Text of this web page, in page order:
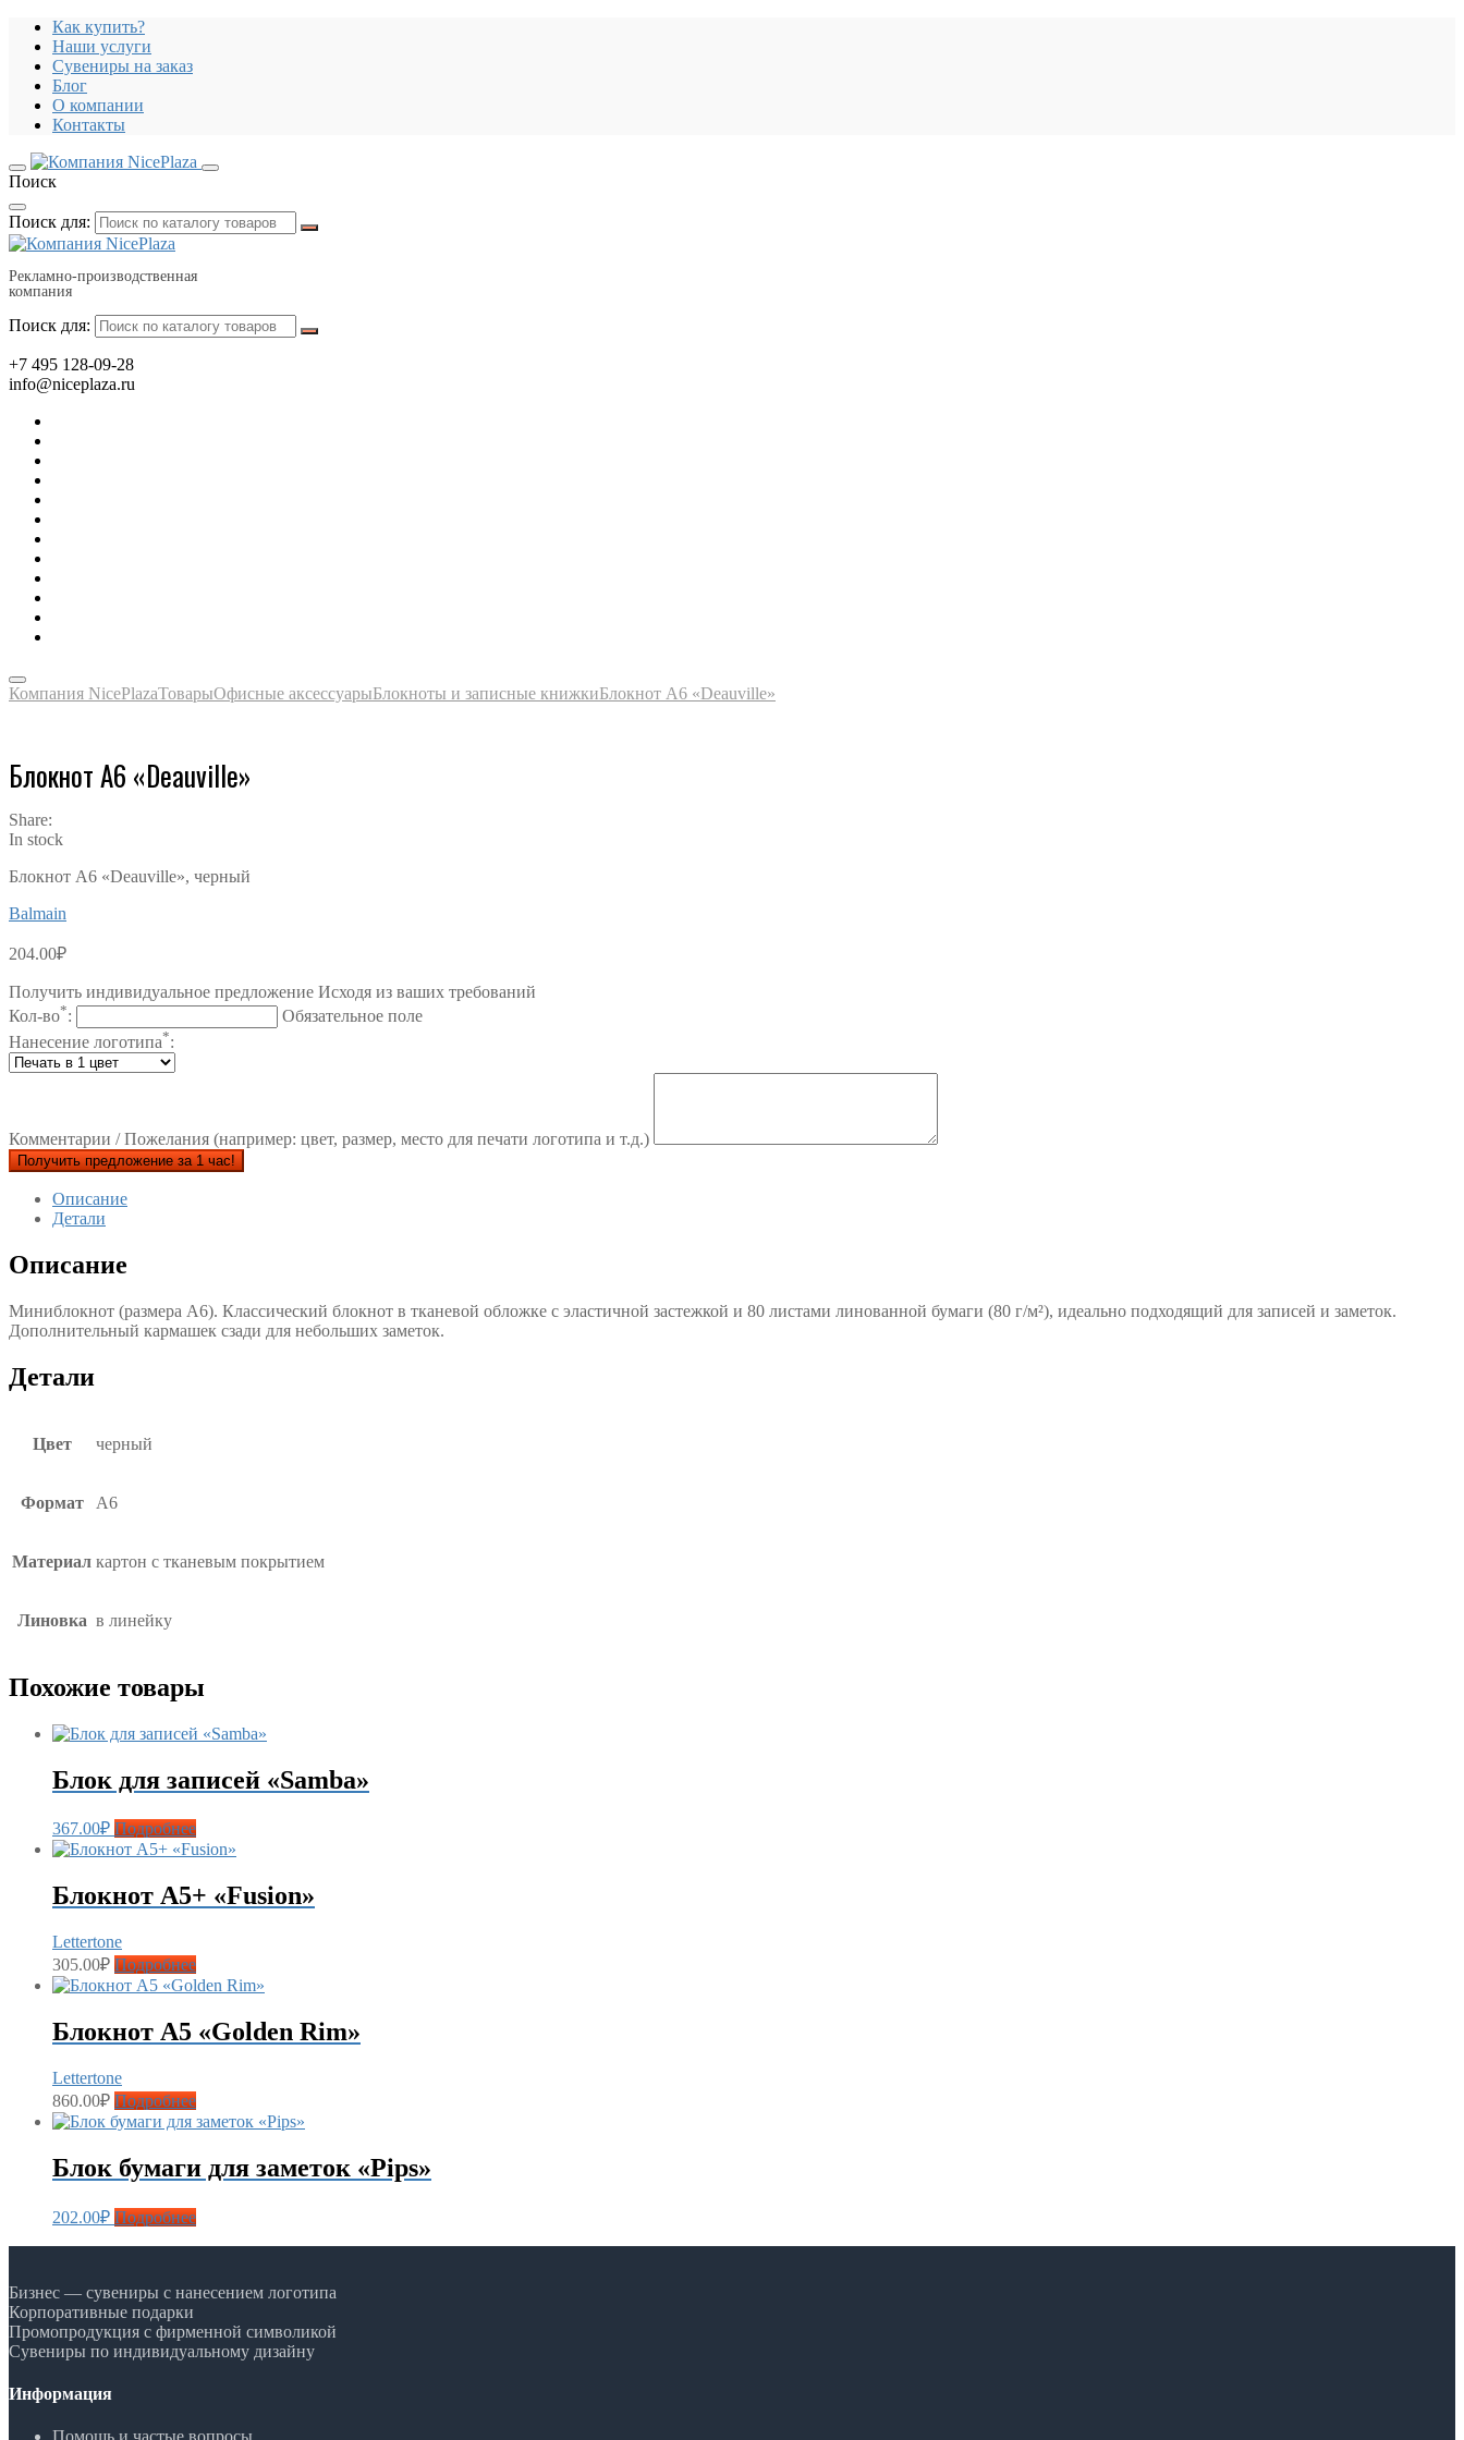
Как купить?
Наши услуги
Сувениры на заказ
Блог
О компании
Контакты
Поиск
Поиск для:
Рекламно-производственная
компания
Поиск для:
+7 495 128-09-28
info@niceplaza.ru
Компания NicePlazaТоварыОфисные аксессуарыБлокноты и записные книжкиБлокнот А6 «Deauville»
Блокнот А6 «Deauville»
Share:
In stock
Блокнот А6 «Deauville», черный
Balmain
204.00₽
Получить индивидуальное предложение Исходя из ваших требований
Кол-во*:
Обязательное поле
Нанесение логотипа*:
Комментарии / Пожелания (например: цвет, размер, место для печати логотипа и т.д.)
Получить предложение за 1 час!
Описание
Детали
Описание
Миниблокнот (размера A6). Классический блокнот в тканевой обложке с эластичной застежкой и 80 листами линованной бумаги (80 г/м²), идеально подходящий для записей и заметок.
Дополнительный кармашек сзади для небольших заметок.
Детали
Цвет черный
Формат А6
Материал картон с тканевым покрытием
Линовка в линейку
Похожие товары
Блок для записей «Samba»
367.00₽ Подробнее
Блокнот А5+ «Fusion»
Lettertone
305.00₽ Подробнее
Блокнот А5 «Golden Rim»
Lettertone
860.00₽ Подробнее
Блок бумаги для заметок «Pips»
202.00₽ Подробнее
Бизнес — сувениры с нанесением логотипа
Корпоративные подарки
Промопродукция с фирменной символикой
Сувениры по индивидуальному дизайну
Информация